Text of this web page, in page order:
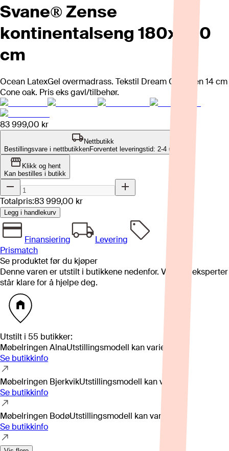
Svane® Zense
kontinentalseng 180x200
cm
Ocean LatexGel overmadrass. Tekstil Dream Grey, ben 14 cm
Cone oak. Pris eks gavl/tilbehør.
83 999,00 kr
Nettbutikk
Bestillingsvare i nettbutikkenForventet leveringstid: 2-4 uker
Klikk og hent
Kan bestilles i butikk
Totalpris:83 999,00 kr
Legg i handlekurv
Finansiering
Levering
Prismatch
Se produktet før du kjøper
Denne varen er utstilt i butikkene nedenfor. Våre fageksperter
står klare for å hjelpe deg.
Utstilt i 55 butikker:
Møbelringen AlnaUtstillingsmodell kan variere
Se butikkinfo
Møbelringen BjerkvikUtstillingsmodell kan variere
Se butikkinfo
Møbelringen BodøUtstillingsmodell kan variere
Se butikkinfo